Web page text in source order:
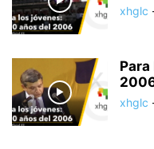
xhglc
xhglc